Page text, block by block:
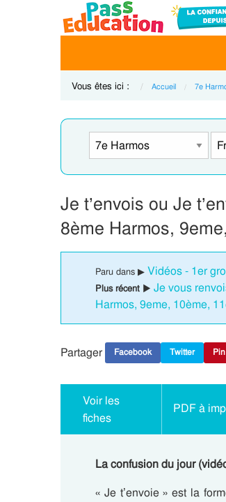
Vous êtes ici : Accueil 7e
Je t’envois ou Je
8ème Harmos,
Paru dans ▶ Vidéos - 1er
Plus récent ▶ Je vous
Harmos, 9eme, 10ème,
Partager Facebook Twitter
Voir les
fiches
PDF à
La confusion du jour
« Je t’envoie » est la